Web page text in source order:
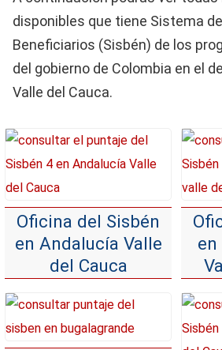
disponibles que tiene Sistema
Beneficiarios (Sisbén) de los
del gobierno de Colombia en el
Valle del Cauca.
Oficina del Sisbén
en Andalucía Valle
del Cauca
en